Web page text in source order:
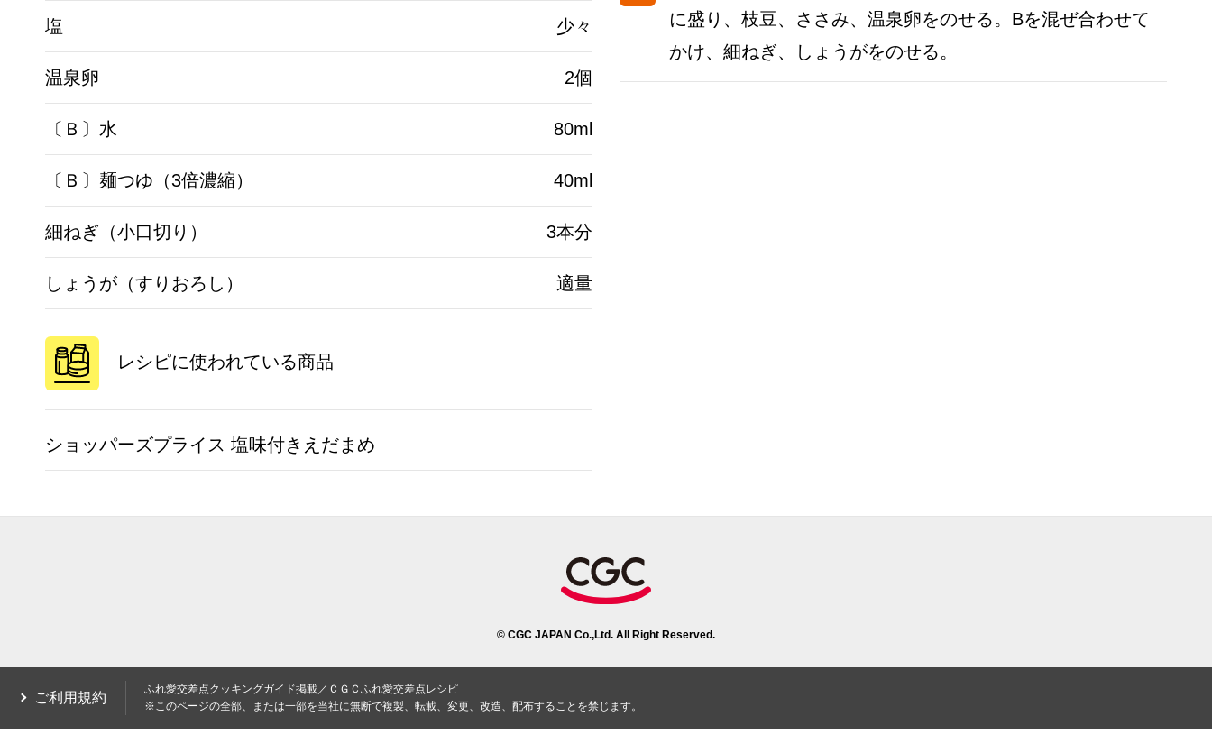
塩 少々
温泉卵 2個
〔Ｂ〕水 80ml
〔Ｂ〕麺つゆ（3倍濃縮） 40ml
細ねぎ（小口切り） 3本分
しょうが（すりおろし） 適量
に盛り、枝豆、ささみ、温泉卵をのせる。Bを混ぜ合わせて
かけ、細ねぎ、しょうがをのせる。
レシピに使われている商品
ショッパーズプライス 塩味付きえだまめ
© CGC JAPAN Co.,Ltd. All Right Reserved.
ご利用規約
ふれ愛交差点クッキングガイド掲載／ＣＧＣふれ愛交差点レシピ
※このページの全部、または一部を当社に無断で複製、転載、変更、改造、配布することを禁じます。